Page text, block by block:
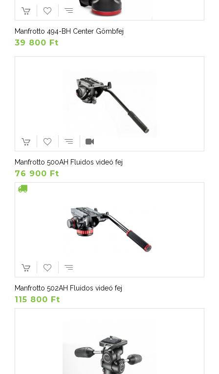
Manfrotto 494-BH Center Gömbfej
39 800 Ft
Manfrotto 500AH Fluidos videó fej
76 900 Ft
Manfrotto 502AH Fluidos videó fej
115 800 Ft